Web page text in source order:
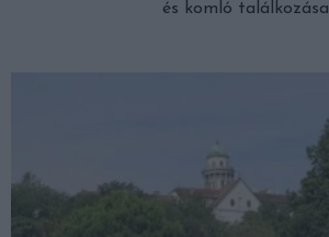
és komló találkozása